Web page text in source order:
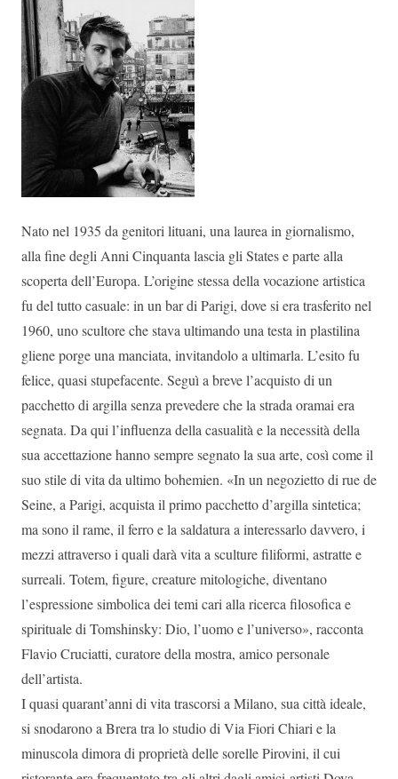
Nato nel 1935 da genitori lituani, una laurea in giornalismo,
alla fine degli Anni Cinquanta lascia gli States e parte alla
scoperta dell’Europa. L’origine stessa della vocazione artistica
fu del tutto casuale: in un bar di Parigi, dove si era trasferito nel
1960, uno scultore che stava ultimando una testa in plastilina
gliene porge una manciata, invitandolo a ultimarla. L’esito fu
felice, quasi stupefacente. Seguì a breve l’acquisto di un
pacchetto di argilla senza prevedere che la strada oramai era
segnata. Da qui l’influenza della casualità e la necessità della
sua accettazione hanno sempre segnato la sua arte, così come il
suo stile di vita da ultimo bohemien. «In un negozietto di rue de
Seine, a Parigi, acquista il primo pacchetto d’argilla sintetica;
ma sono il rame, il ferro e la saldatura a interessarlo davvero, i
mezzi attraverso i quali darà vita a sculture filiformi, astratte e
surreali. Totem, figure, creature mitologiche, diventano
l’espressione simbolica dei temi cari alla ricerca filosofica e
spirituale di Tomshinsky: Dio, l’uomo e l’universo», racconta
Flavio Cruciatti, curatore della mostra, amico personale
dell’artista.
I quasi quarant’anni di vita trascorsi a Milano, sua città ideale,
si snodarono a Brera tra lo studio di Via Fiori Chiari e la
minuscola dimora di proprietà delle sorelle Pirovini, il cui